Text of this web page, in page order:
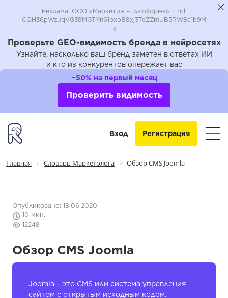
Проверьте GEO-видимость бренда в нейросетях
Узнайте, насколько ваш бренд заметен в ответах ИИ
и кто из конкурентов опережает вас
Реклама. ООО «Маркетинг-Платформа». Erid:
CQH36pWzJqVG38MGTYn61pxoB8xj3TeZZmUB5RW8c1b9M
k
−50% на первый месяц
Проверить видимость
Вход Регистрация
Главная Словарь Маркетолога Обзор CMS Joomla
Обзор CMS Joomla
Опубликовано: 18.06.2020
10 мин.
12248
Joomla – это CMS или система управления
сайтом с открытым исходным кодом.